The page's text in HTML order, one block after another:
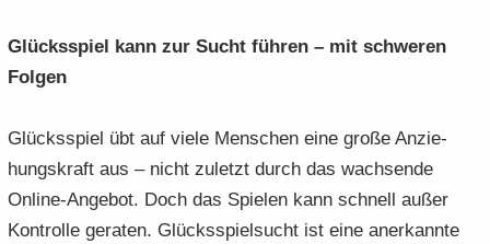
Glücks­spiel kann zur Sucht füh­ren – mit schwe­ren
Fol­gen
Glücks­spiel übt auf viele Men­schen eine große An­zie­
hungs­kraft aus – nicht zu­letzt durch das wach­sen­de
Online-​Angebot. Doch das Spie­len kann schnell außer
Kon­trol­le ge­ra­ten. Glücks­spiel­sucht ist eine an­er­kann­te